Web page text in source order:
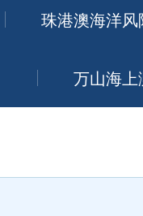
珠港澳海洋
万山海